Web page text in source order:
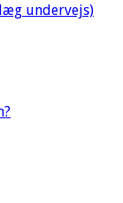
undervejs)